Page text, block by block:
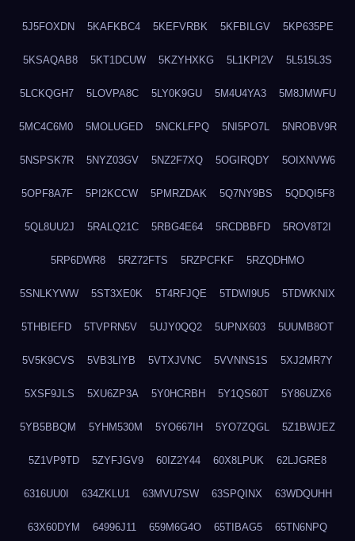
5J5FOXDN 5KAFKBC4 5KEFVRBK 5KFBILGV 5KP635PE
5KSAQAB8 5KT1DCUW 5KZYHXKG 5L1KPI2V 5L515L3S
5LCKQGH7 5LOVPA8C 5LY0K9GU 5M4U4YA3 5M8JMWFU
5MC4C6M0 5MOLUGED 5NCKLFPQ 5NI5PO7L 5NROBV9R
5NSPSK7R 5NYZ03GV 5NZ2F7XQ 5OGIRQDY 5OIXNVW6
5OPF8A7F 5PI2KCCW 5PMRZDAK 5Q7NY9BS 5QDQI5F8
5QL8UU2J 5RALQ21C 5RBG4E64 5RCDBBFD 5ROV8T2I
5RP6DWR8 5RZ72FTS 5RZPCFKF 5RZQDHMO
5SNLKYWW 5ST3XE0K 5T4RFJQE 5TDWI9U5 5TDWKNIX
5THBIEFD 5TVPRN5V 5UJY0QQ2 5UPNX603 5UUMB8OT
5V5K9CVS 5VB3LIYB 5VTXJVNC 5VVNNS1S 5XJ2MR7Y
5XSF9JLS 5XU6ZP3A 5Y0HCRBH 5Y1QS60T 5Y86UZX6
5YB5BBQM 5YHM530M 5YO667IH 5YO7ZQGL 5Z1BWJEZ
5Z1VP9TD 5ZYFJGV9 60IZ2Y44 60X8LPUK 62LJGRE8
6316UU0I 634ZKLU1 63MVU7SW 63SPQINX 63WDQUHH
63X60DYM 64996J11 659M6G4O 65TIBAG5 65TN6NPQ